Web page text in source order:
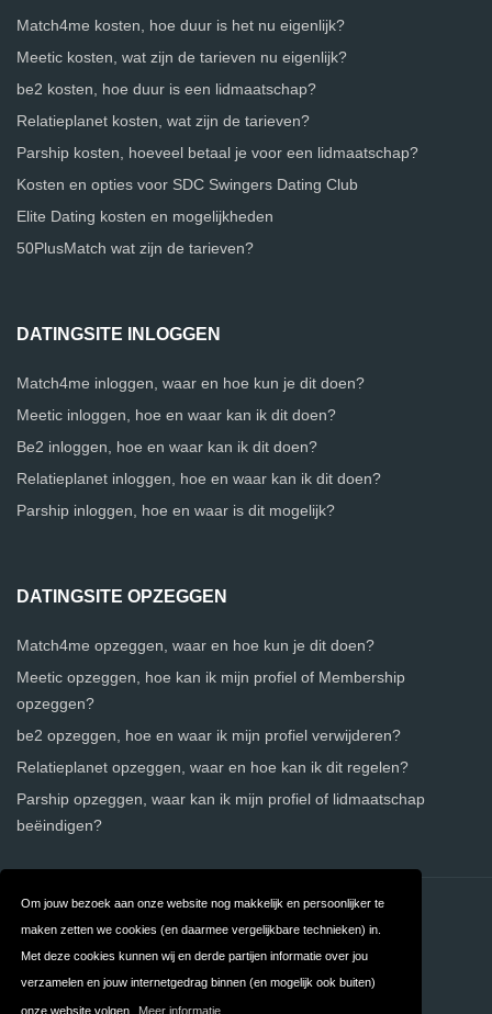
Om jouw bezoek aan onze website nog makkelijk en persoonlijker te
maken zetten we cookies (en daarmee vergelijkbare technieken) in.
Met deze cookies kunnen wij en derde partijen informatie over jou
verzamelen en jouw internetgedrag binnen (en mogelijk ook buiten)
onze website volgen. Meer informatie
Match4me kosten, hoe duur is het nu eigenlijk?
Meetic kosten, wat zijn de tarieven nu eigenlijk?
be2 kosten, hoe duur is een lidmaatschap?
Relatieplanet kosten, wat zijn de tarieven?
Parship kosten, hoeveel betaal je voor een lidmaatschap?
Kosten en opties voor SDC Swingers Dating Club
Elite Dating kosten en mogelijkheden
50PlusMatch wat zijn de tarieven?
DATINGSITE INLOGGEN
Match4me inloggen, waar en hoe kun je dit doen?
Meetic inloggen, hoe en waar kan ik dit doen?
Be2 inloggen, hoe en waar kan ik dit doen?
Relatieplanet inloggen, hoe en waar kan ik dit doen?
Parship inloggen, hoe en waar is dit mogelijk?
DATINGSITE OPZEGGEN
Match4me opzeggen, waar en hoe kun je dit doen?
Meetic opzeggen, hoe kan ik mijn profiel of Membership
opzeggen?
be2 opzeggen, hoe en waar ik mijn profiel verwijderen?
Relatieplanet opzeggen, waar en hoe kan ik dit regelen?
Parship opzeggen, waar kan ik mijn profiel of lidmaatschap
beëindigen?
Contact Over ons
Privacy Algemene
Voorwaarden